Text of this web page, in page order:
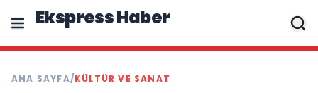
Ekspress Haber
ANA SAYFA/KÜLTÜR VE SANAT